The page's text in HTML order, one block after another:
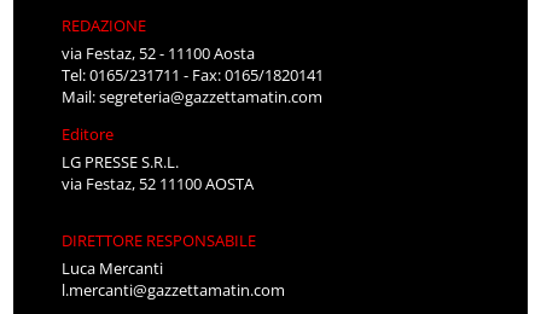
REDAZIONE
via Festaz, 52 - 11100 Aosta
Tel: 0165/231711 - Fax: 0165/1820141
Mail:segreteria@gazzettamatin.com
Editore
LG PRESSE S.R.L.
via Festaz, 52 11100 AOSTA
DIRETTORE RESPONSABILE
Luca Mercanti
l.mercanti@gazzettamatin.com